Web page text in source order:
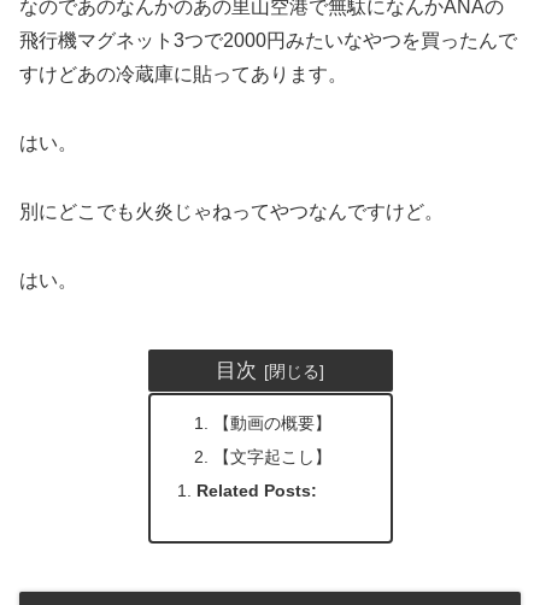
なのであのなんかのあの里山空港で無駄になんかANAの
飛行機マグネット3つで2000円みたいなやつを買ったんで
すけどあの冷蔵庫に貼ってあります。
はい。
別にどこでも火炎じゃねってやつなんですけど。
はい。
目次
【動画の概要】
【文字起こし】
Related Posts: